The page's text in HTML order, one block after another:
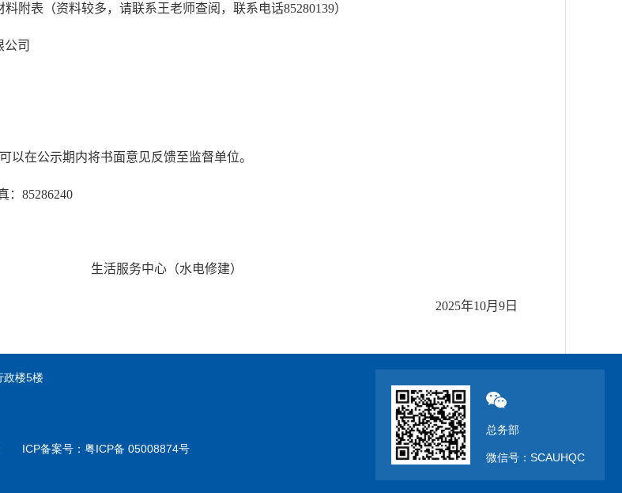
料附表（资料较多，请联系王老师查阅，联系电话85280139）
公司
以在公示期内将书面意见反馈至监督单位。
： 85286240
服务中心（水电修建）
2025年10月 9 日
政楼5楼
ICP备案号：粤ICP备 05008874号
总务部
微信号：SCAUHQC